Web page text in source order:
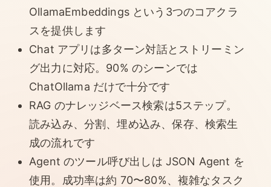
OllamaEmbeddings という3つのコアクラ
スを提供します
Chat アプリは多ターン対話とストリーミン
グ出力に対応。90% のシーンでは
ChatOllama だけで十分です
RAG のナレッジベース検索は5ステップ。
読み込み、分割、埋め込み、保存、検索生
成の流れです
Agent のツール呼び出しは JSON Agent を
使用。成功率は約 70〜80%、複雑なタスク